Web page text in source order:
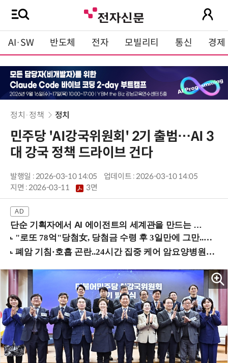
AI·SW 반도체 전자 모빌리티 통신 경제
정치·정책 정치
민주당 'AI강국위원회' 2기 출범…AI 3
대 강국 정책 드라이브 건다
발행일 : 2026-03-10 14:05
업데이트 : 2026-03-10 14:05
지면 :2026-03-11 3면
단순 기획자에서 AI 에이전트의 세계관을 만드는 지식 설계자로.. (8/20 강남역)